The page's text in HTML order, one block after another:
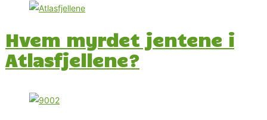
Hvem myrdet jentene i
Atlasfjellene?